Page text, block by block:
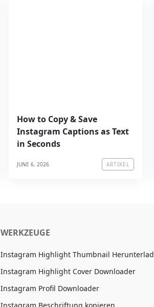
JUNE 6, 2026 ARTIKEL
How to Copy & Save
Instagram Captions as Text
in Seconds
WERKZEUGE
Instagram Highlight Thumbnail
Instagram Highlight Cover Downloader
Instagram Profil Downloader